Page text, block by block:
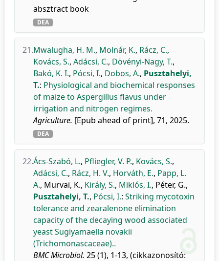
absztract book
DEA
21.Mwalugha, H. M., Molnár, K., Rácz, C.,
Kovács, S., Adácsi, C., Dövényi-Nagy, T.,
Bakó, K. I., Pócsi, I., Dobos, A., Pusztahelyi,
T.: Physiological and biochemical responses
of maize to Aspergillus flavus under
irrigation and nitrogen regimes.
Agriculture. [Epub ahead of print], 71, 2025.
DEA
22.Ács-Szabó, L., Pfliegler, V. P., Kovács, S.,
Adácsi, C., Rácz, H. V., Horváth, E., Papp, L.
A., Murvai, K., Király, S., Miklós, I., Péter, G.,
Pusztahelyi, T., Pócsi, I.: Striking mycotoxin
tolerance and zearalenone elimination
capacity of the decaying wood associated
yeast Sugiyamaella novakii
(Trichomonascaceae)..
BMC Microbiol. 25 (1), 1-13, (cikkazonosító: